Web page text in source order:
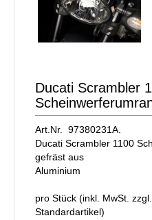
Ducati Scrambler
Art.Nr. 97380231A.
Ducati Scrambler 1100
gefräst aus
Aluminium
pro Stück (inkl. MwSt. zzgl.
Standardartikel)